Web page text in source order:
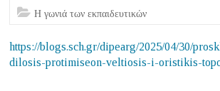
Η γωνιά των εκπαιδευτικών
https://blogs.sch.gr/dipearg/2025/04/30/
dilosis-protimiseon-veltiosis-i-oristikis-